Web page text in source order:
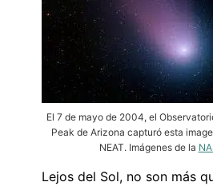
El 7 de mayo de 2004, el
Peak de Arizona capturó esta
NEAT. Imágenes de la
Lejos del Sol, no son más